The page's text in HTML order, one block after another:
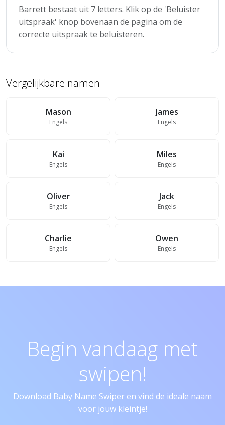
Barrett bestaat uit 7 letters. Klik op de 'Beluister
uitspraak' knop bovenaan de pagina om de
correcte uitspraak te beluisteren.
Vergelijkbare namen
Mason
Engels
James
Engels
Kai
Engels
Miles
Engels
Oliver
Engels
Jack
Engels
Charlie
Engels
Owen
Engels
Begin vandaag met
swipen!
Download Baby Name Swiper en vind de ideale naam
voor jouw kleintje!